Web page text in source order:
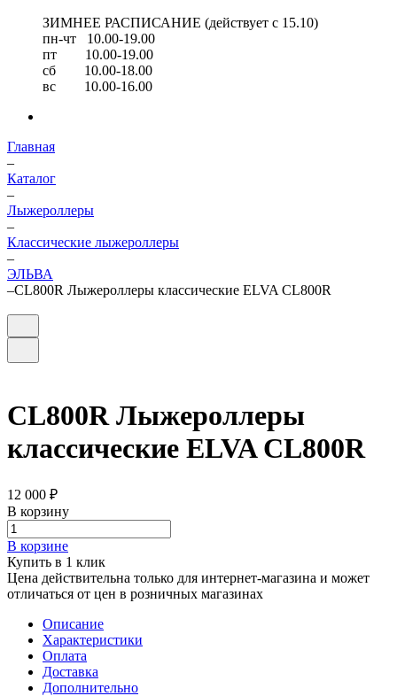
ЗИМНЕЕ РАСПИСАНИЕ (действует с 15.10)
пн-чт 10.00-19.00
пт 10.00-19.00
сб 10.00-18.00
вс 10.00-16.00
Главная
–
Каталог
–
Лыжероллеры
–
Классические лыжероллеры
–
ЭЛЬВА
–CL800R Лыжероллеры классические ELVA CL800R
CL800R Лыжероллеры
классические ELVA CL800R
12 000 ₽
В корзину
В корзине
Купить в 1 клик
Цена действительна только для интернет-магазина и может
отличаться от цен в розничных магазинах
Описание
Характеристики
Оплата
Доставка
Дополнительно